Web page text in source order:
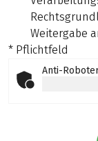
Weitergabe
* Pflichtfeld
Anti-